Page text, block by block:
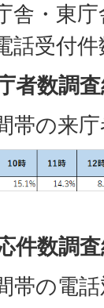
舎・東
話受付
者数調
帯の来
件数調
帯の電